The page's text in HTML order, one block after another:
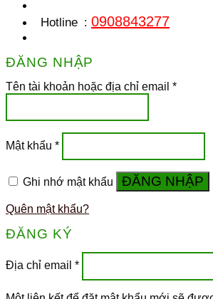
Hotline : 0908843277
ĐĂNG NHẬP
Tên tài khoản hoặc địa chỉ email *
Mật khẩu *
Ghi nhớ mật khẩu ĐĂNG NHẬP
Quên mật khẩu?
ĐĂNG KÝ
Địa chỉ email *